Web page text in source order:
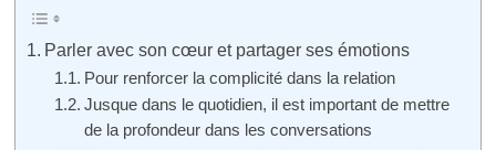
Parler avec son cœur et partager ses émotions
Pour renforcer la complicité dans la relation
Jusque dans le quotidien, il est important de mettre
de la profondeur dans les conversations